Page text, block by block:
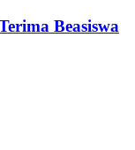
Beasiswa